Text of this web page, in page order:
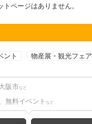
ページはありません。
ント 物産展・観光フェア
阪市 など
無料イベント など